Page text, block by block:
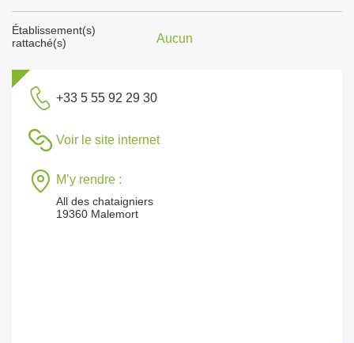
Établissement(s)
rattaché(s)
Aucun
+33 5 55 92 29 30
Voir le site internet
M’y rendre :
All des chataigniers
19360 Malemort